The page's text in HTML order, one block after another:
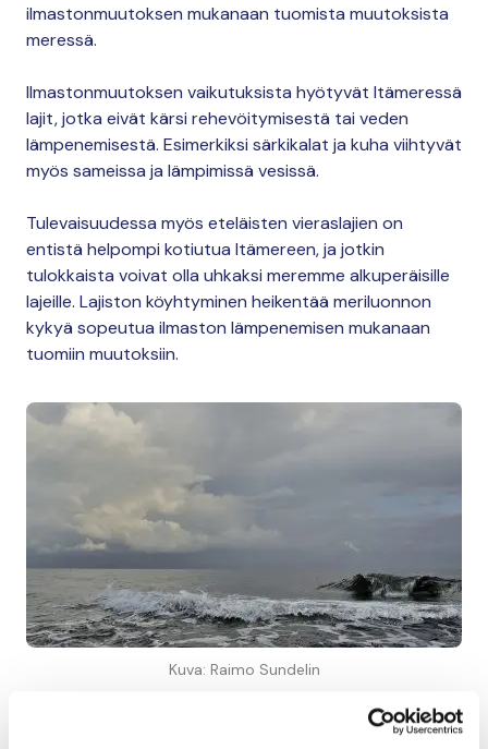
ilmastonmuutoksen mukanaan tuomista muutoksista
meressä.
Ilmastonmuutoksen vaikutuksista hyötyvät Itämeressä
lajit, jotka eivät kärsi rehevöitymisestä tai veden
lämpenemisestä. Esimerkiksi särkikalat ja kuha viihtyvät
myös sameissa ja lämpimissä vesissä.
Tulevaisuudessa myös eteläisten vieraslajien on
entistä helpompi kotiutua Itämereen, ja jotkin
tulokkaista voivat olla uhkaksi meremme alkuperäisille
lajeille. Lajiston köyhtyminen heikentää meriluonnon
kykyä sopeutua ilmaston lämpenemisen mukanaan
tuomiin muutoksiin.
Kuva: Raimo Sundelin